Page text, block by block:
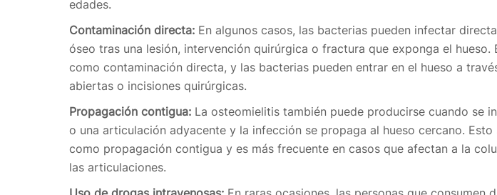
edades.
Contaminación directa: En algunos casos, las bacterias pueden infectar
óseo tras una lesión, intervención quirúrgica o fractura que exponga el hueso.
como contaminación directa, y las bacterias pueden entrar en el hueso a
abiertas o incisiones quirúrgicas.
Propagación contigua: La osteomielitis también puede producirse cuando se
o una articulación adyacente y la infección se propaga al hueso cercano. Esto
como propagación contigua y es más frecuente en casos que afectan a la
las articulaciones.